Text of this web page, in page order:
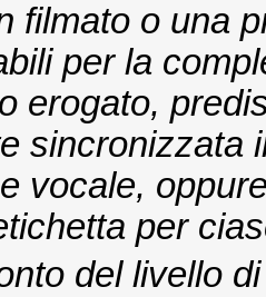
filmato o una
per la
erogato,
sincronizzata
vocale,
per
del livello